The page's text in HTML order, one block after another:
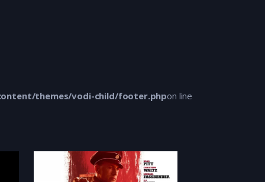
themes/vodi-child/footer.phpon line